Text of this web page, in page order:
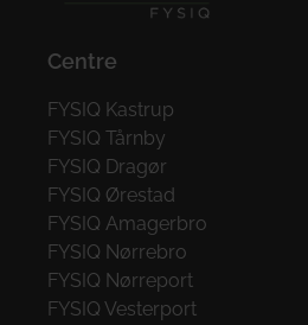
Centre
FYSIQ Kastrup
FYSIQ Tårnby
FYSIQ Dragør
FYSIQ Ørestad
FYSIQ Amagerbro
FYSIQ Nørrebro
FYSIQ Nørreport
FYSIQ Vesterport